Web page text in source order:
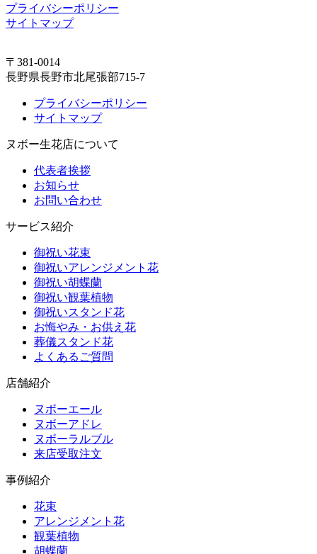
プライバシーポリシー
サイトマップ
〒381-0014
長野県長野市北尾張部715-7
プライバシーポリシー
サイトマップ
ヌボー生花店について
代表者挨拶
お知らせ
お問い合わせ
サービス紹介
御祝い花束
御祝いアレンジメント花
御祝い胡蝶蘭
御祝い観葉植物
御祝いスタンド花
お悔やみ・お供え花
葬儀スタンド花
よくあるご質問
店舗紹介
ヌボーエール
ヌボーアドレ
ヌボーラルブル
来店受取注文
事例紹介
花束
アレンジメント花
観葉植物
胡蝶蘭